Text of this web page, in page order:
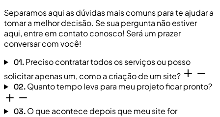
Separamos aqui as dúvidas mais comuns para te ajudar a
tomar a melhor decisão. Se sua pergunta não estiver
aqui, entre em contato conosco! Será um prazer
conversar com você!
01.Preciso contratar todos os serviços ou posso
solicitar apenas um, como a criação de um site?
02.Quanto tempo leva para meu projeto ficar pronto?
03.O que acontece depois que meu site for